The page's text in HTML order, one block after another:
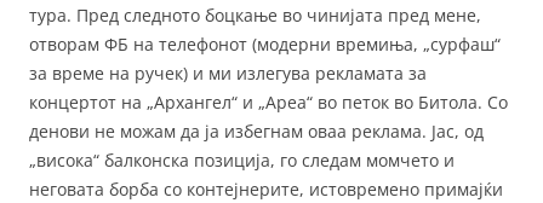
тура. Пред следното боцкање во чинијата пред мене,
отворам ФБ на телефонот (модерни времиња, „сурфаш“
за време на ручек) и ми излегува рекламата за
концертот на „Архангел“ и „Ареа“ во петок во Битола. Со
денови не можам да ја избегнам оваа реклама. Јас, од
„висока“ балконска позиција, го следам момчето и
неговата борба со контејнерите, истовремено примајќи